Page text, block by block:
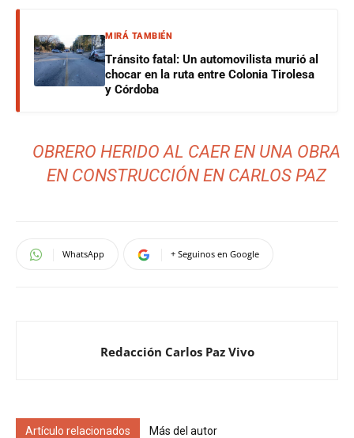
MIRÁ TAMBIÉN
Tránsito fatal: Un automovilista murió al
chocar en la ruta entre Colonia Tirolesa
y Córdoba
OBRERO HERIDO AL CAER EN UNA OBRA
EN CONSTRUCCIÓN EN CARLOS PAZ
WhatsApp + Seguinos en Google
Redacción Carlos Paz Vivo
Artículo relacionados Más del autor